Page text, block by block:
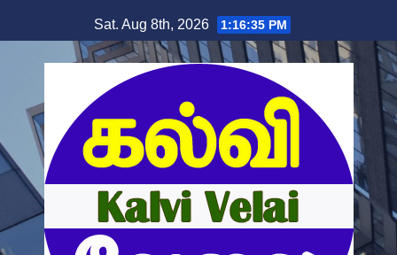
to
content
Sat. Aug 8th, 2026 1:16:35 PM